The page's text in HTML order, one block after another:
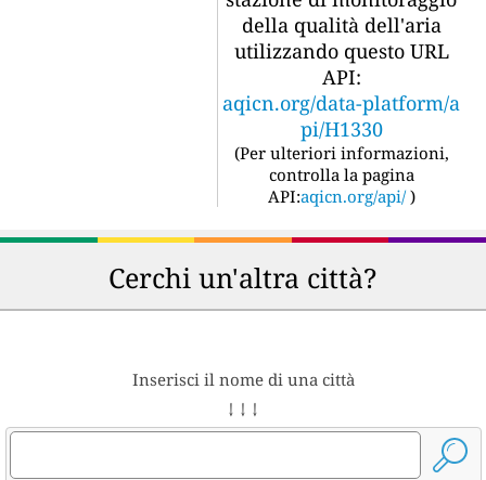
della qualità dell'aria
utilizzando questo URL
API:
aqicn.org/data-platform/a
pi/H1330
(Per ulteriori informazioni,
controlla la pagina
API:aqicn.org/api/ )
Cerchi un'altra città?
Inserisci il nome di una città
↓ ↓ ↓